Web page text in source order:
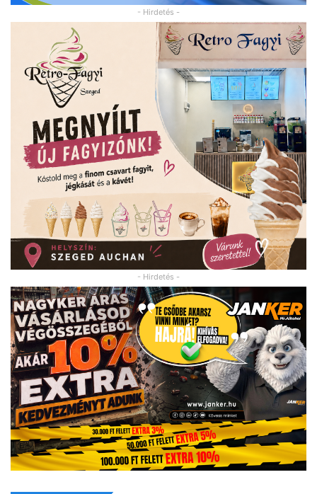
- Hirdetés -
- Hirdetés -